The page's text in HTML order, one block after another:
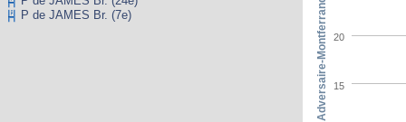
P de JAMES Br. (7e)
15
20
Adversaire-Montferrand